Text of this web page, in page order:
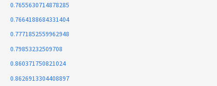
0.7655630714878285
0.7664188684331404
0.7771852559962948
0.79853232509708
0.860371750821024
0.8626913304408897